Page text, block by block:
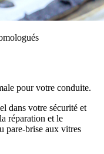
pour votre conduite.
dans votre sécurité et
réparation et le
pare-brise aux vitres